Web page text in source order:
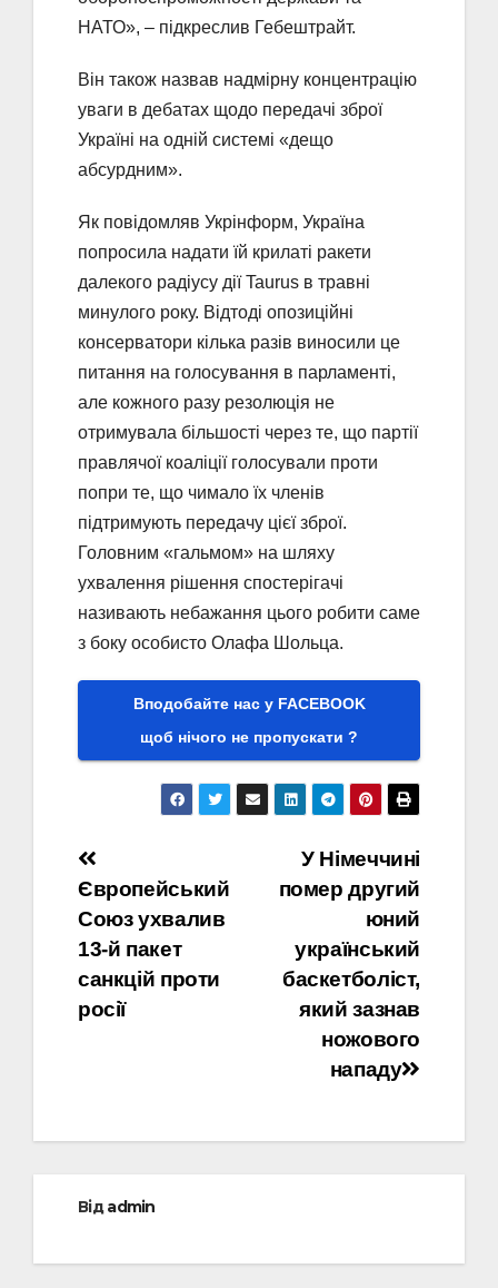
НАТО», – підкреслив Гебештрайт.
Він також назвав надмірну концентрацію
уваги в дебатах щодо передачі зброї
Україні на одній системі «дещо
абсурдним».
Як повідомляв Укрінформ, Україна
попросила надати їй крилаті ракети
далекого радіусу дії Taurus в травні
минулого року. Відтоді опозиційні
консерватори кілька разів виносили це
питання на голосування в парламенті,
але кожного разу резолюція не
отримувала більшості через те, що партії
правлячої коаліції голосували проти
попри те, що чимало їх членів
підтримують передачу цієї зброї.
Головним «гальмом» на шляху
ухвалення рішення спостерігачі
називають небажання цього робити саме
з боку особисто Олафа Шольца.
Вподобайте нас у FACEBOOK
щоб нічого не пропускати ?
Навігація
записів
У Німеччині
помер другий
юний
український
баскетболіст,
який зазнав
ножового
нападу
Європейський
Союз ухвалив
13-й пакет
санкцій проти
росії
Відadmin